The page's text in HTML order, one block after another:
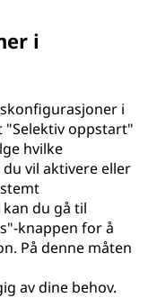
i
i
"Selektiv oppstart"
hvilke
vil aktivere eller
du gå til
knappen for å
På denne måten
av dine behov.